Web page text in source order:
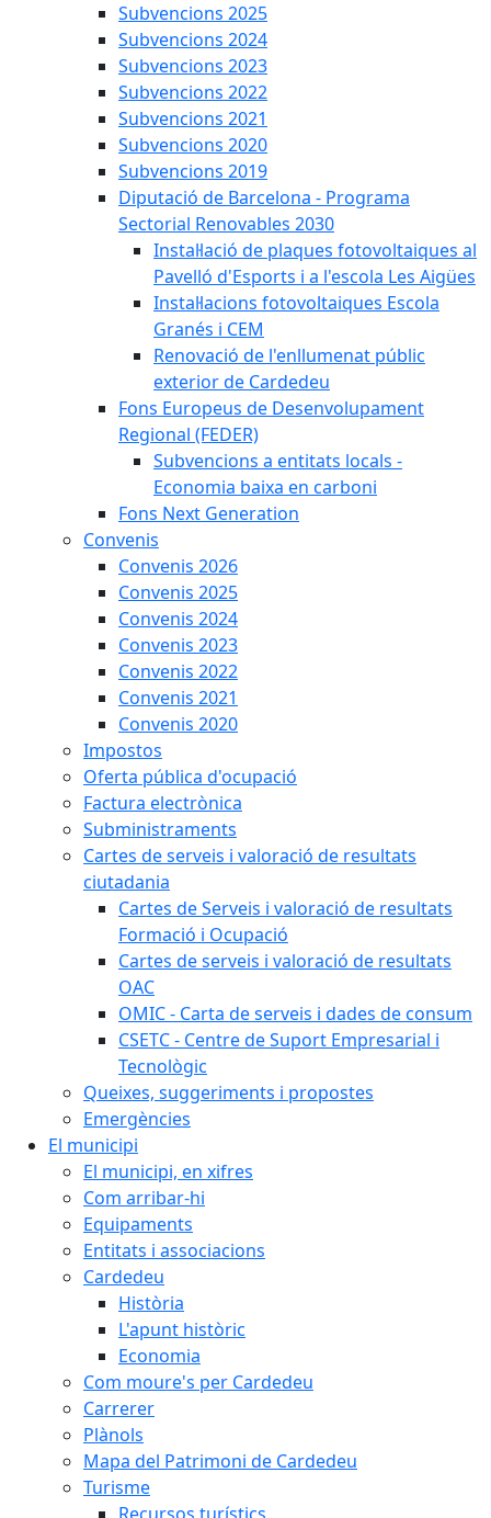
Subvencions 2025
Subvencions 2024
Subvencions 2023
Subvencions 2022
Subvencions 2021
Subvencions 2020
Subvencions 2019
Diputació de Barcelona - Programa
Sectorial Renovables 2030
Instal·lació de plaques fotovoltaiques al
Pavelló d'Esports i a l'escola Les Aigües
Instal·lacions fotovoltaiques Escola
Granés i CEM
Renovació de l'enllumenat públic
exterior de Cardedeu
Fons Europeus de Desenvolupament
Regional (FEDER)
Subvencions a entitats locals -
Economia baixa en carboni
Fons Next Generation
Convenis
Convenis 2026
Convenis 2025
Convenis 2024
Convenis 2023
Convenis 2022
Convenis 2021
Convenis 2020
Impostos
Oferta pública d'ocupació
Factura electrònica
Subministraments
Cartes de serveis i valoració de resultats
ciutadania
Cartes de Serveis i valoració de resultats
Formació i Ocupació
Cartes de serveis i valoració de resultats
OAC
OMIC - Carta de serveis i dades de consum
CSETC - Centre de Suport Empresarial i
Tecnològic
Queixes, suggeriments i propostes
Emergències
El municipi
El municipi, en xifres
Com arribar-hi
Equipaments
Entitats i associacions
Cardedeu
Història
L'apunt històric
Economia
Com moure's per Cardedeu
Carrerer
Plànols
Mapa del Patrimoni de Cardedeu
Turisme